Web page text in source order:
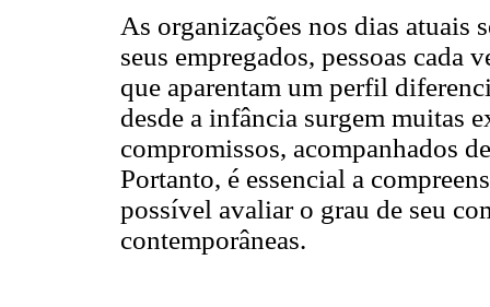
As organizações nos dias atuais
seus empregados, pessoas cada
que aparentam um perfil
desde a infância surgem muitas
compromissos, acompanhados
Portanto, é essencial a
possível avaliar o grau de seu
contemporâneas.